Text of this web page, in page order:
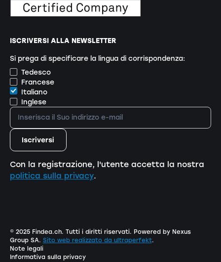
ISCRIVERSI ALLA NEWSLETTER
Si prega di specificare la lingua di corrispondenza:
Tedesco
Francese
Italiano
Inglese
Con la registrazione, l'utente accetta la nostra
politica sulla privacy.
© 2025 Findea.ch. Tutti i diritti riservati. Powered by Nexus
Group SA. Sito web realizzato da ultraperfekt.
Note legali
Informativa sulla privacy